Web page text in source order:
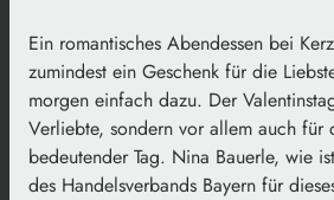
Ein romantisches Abendessen bei
zumindest ein Geschenk für die
morgen einfach dazu. Der
Verliebte, sondern vor allem auch für
bedeutender Tag. Nina Bauerle, wie
des Handelsverbands Bayern für